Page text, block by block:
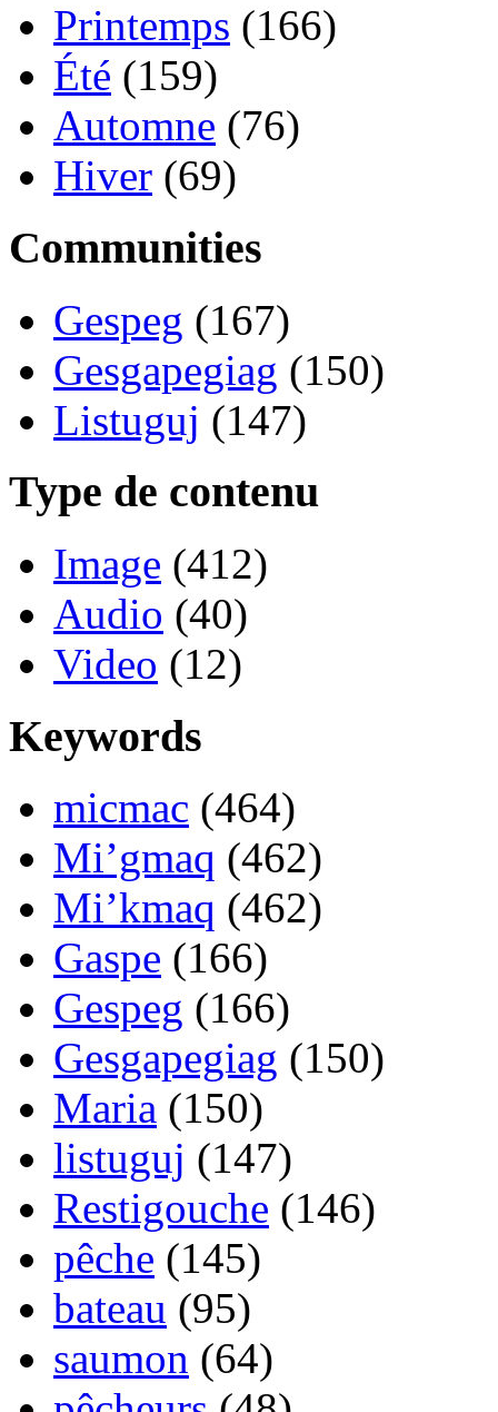
Printemps (166)
Été (159)
Automne (76)
Hiver (69)
Communities
Gespeg (167)
Gesgapegiag (150)
Listuguj (147)
Type de contenu
Image (412)
Audio (40)
Video (12)
Keywords
micmac (464)
Mi’gmaq (462)
Mi’kmaq (462)
Gaspe (166)
Gespeg (166)
Gesgapegiag (150)
Maria (150)
listuguj (147)
Restigouche (146)
pêche (145)
bateau (95)
saumon (64)